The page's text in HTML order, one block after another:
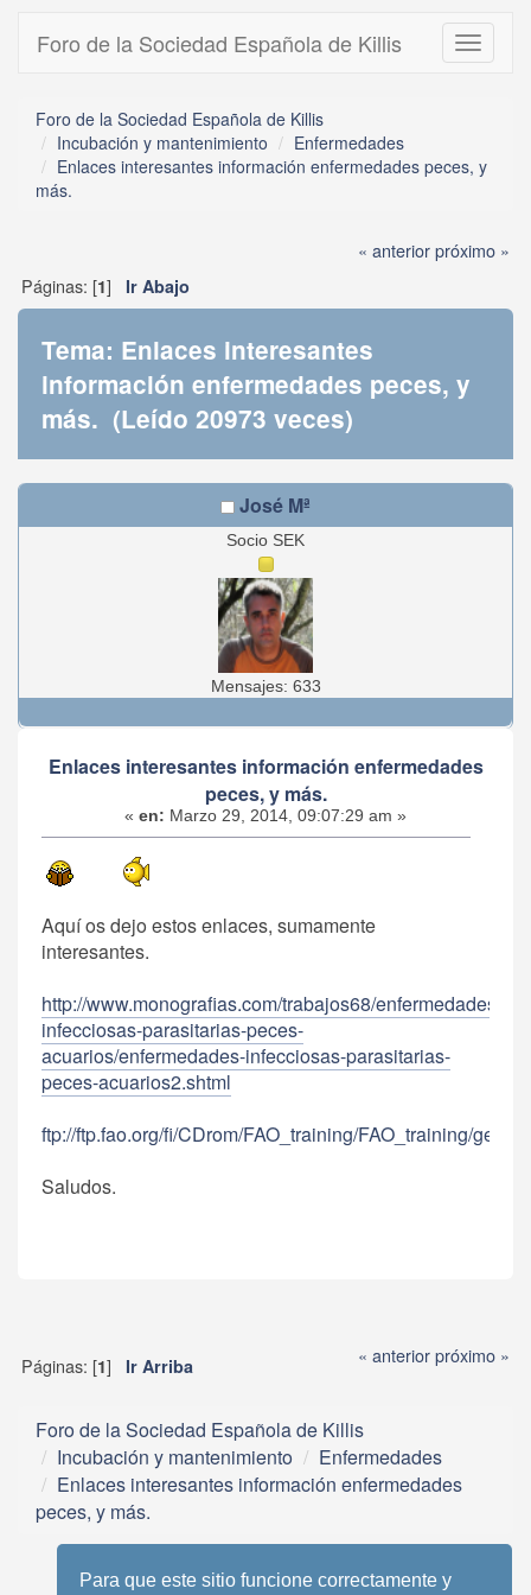
Para que este sitio funcione correctamente y
Toggle
Foro de la Sociedad Española de Killis
Foro de la Sociedad Española de Killis
Incubación y mantenimiento
Enfermedades
Enlaces interesantes información enfermedades peces, y
más.
« anteriorpróximo »
Páginas: [1] Ir Abajo
Tema: Enlaces interesantes
información enfermedades peces, y
más. (Leído 20973 veces)
José Mª
Socio SEK
Mensajes: 633
Enlaces interesantes información enfermedades
peces, y más.
« en: Marzo 29, 2014, 09:07:29 am »
Aquí os dejo estos enlaces, sumamente
interesantes.
http://www.monografias.com/trabajos68/enfermedades-
infecciosas-parasitarias-peces-
acuarios/enfermedades-infecciosas-parasitarias-
peces-acuarios2.shtml
ftp://ftp.fao.org/fi/CDrom/FAO_training/FAO_training/
Saludos.
Páginas: [1] Ir Arriba « anteriorpróximo »
Foro de la Sociedad Española de Killis
Incubación y mantenimiento
Enfermedades
Enlaces interesantes información enfermedades
peces, y más.